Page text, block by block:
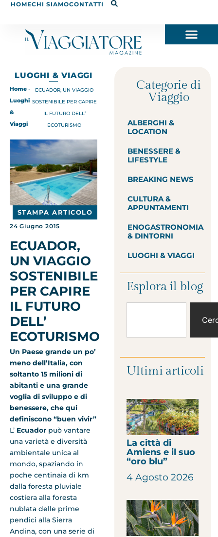
HOMECHI SIAMOCONTATTI
LUOGHI & VIAGGI
Home -
Luoghi
&
Viaggi
ECUADOR, UN VIAGGIO
SOSTENIBILE PER CAPIRE
IL FUTURO DELL’
ECOTURISMO
STAMPA ARTICOLO
24 Giugno 2015
ECUADOR,
UN VIAGGIO
SOSTENIBILE
PER CAPIRE
IL FUTURO
DELL’
ECOTURISMO
Un Paese grande un po’
meno dell’Italia, con
soltanto 15 milioni di
abitanti e una grande
voglia di sviluppo e di
benessere, che qui
definiscono “buen vivir”
L’ Ecuador può vantare
una varietà e diversità
ambientale unica al
mondo, spaziando in
poche centinaia di km
dalla foresta pluviale
costiera alla foresta
nublata delle prime
pendici alla Sierra
Andina, con una serie di
Categorie di
Viaggio
ALBERGHI &
LOCATION
BENESSERE &
LIFESTYLE
BREAKING NEWS
CULTURA &
APPUNTAMENTI
ENOGASTRONOMIA
& DINTORNI
LUOGHI & VIAGGI
Esplora il blog
Ultimi articoli
La città di
Amiens e il suo
“oro blu”
4 Agosto 2026